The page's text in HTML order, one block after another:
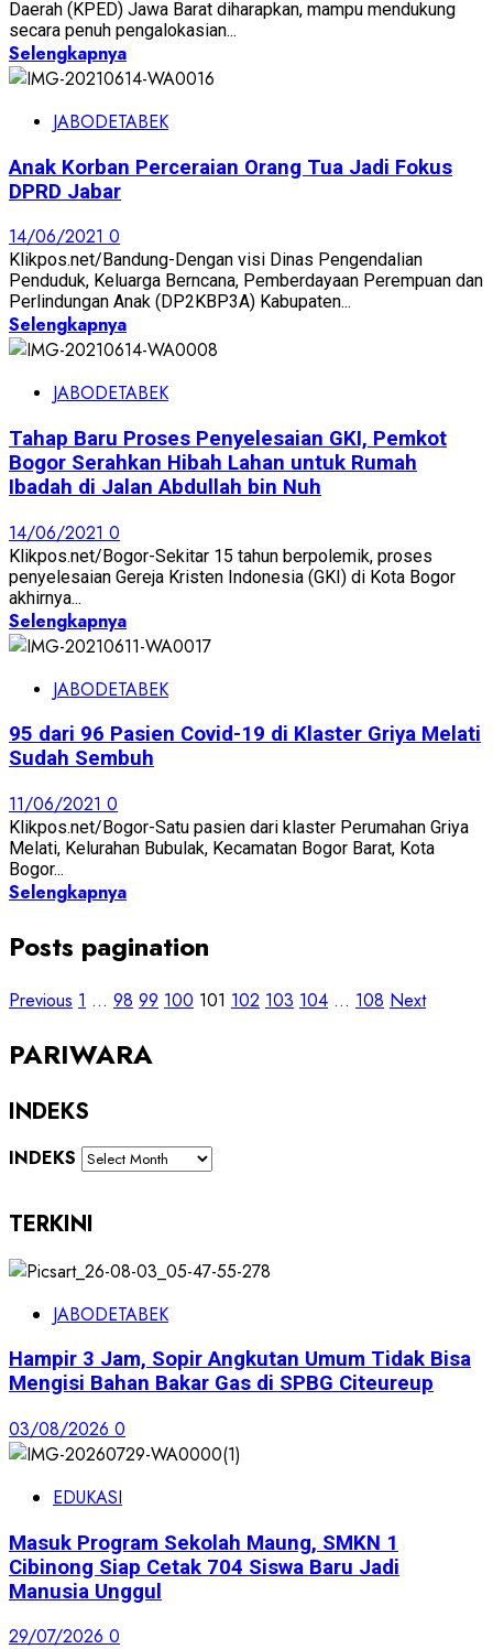
Daerah (KPED) Jawa Barat diharapkan, mampu mendukung
secara penuh pengalokasian...
Selengkapnya
JABODETABEK
Anak Korban Perceraian Orang Tua Jadi Fokus
DPRD Jabar
14/06/2021 0
Klikpos.net/Bandung-Dengan visi Dinas Pengendalian
Penduduk, Keluarga Berncana, Pemberdayaan Perempuan dan
Perlindungan Anak (DP2KBP3A) Kabupaten...
Selengkapnya
JABODETABEK
Tahap Baru Proses Penyelesaian GKI, Pemkot
Bogor Serahkan Hibah Lahan untuk Rumah
Ibadah di Jalan Abdullah bin Nuh
14/06/2021 0
Klikpos.net/Bogor-Sekitar 15 tahun berpolemik, proses
penyelesaian Gereja Kristen Indonesia (GKI) di Kota Bogor
akhirnya...
Selengkapnya
JABODETABEK
95 dari 96 Pasien Covid-19 di Klaster Griya Melati
Sudah Sembuh
11/06/2021 0
Klikpos.net/Bogor-Satu pasien dari klaster Perumahan Griya
Melati, Kelurahan Bubulak, Kecamatan Bogor Barat, Kota
Bogor...
Selengkapnya
Posts pagination
Previous 1 … 98 99 100 101 102 103 104 … 108 Next
PARIWARA
INDEKS
INDEKS
TERKINI
JABODETABEK
Hampir 3 Jam, Sopir Angkutan Umum Tidak Bisa
Mengisi Bahan Bakar Gas di SPBG Citeureup
03/08/2026 0
EDUKASI
Masuk Program Sekolah Maung, SMKN 1
Cibinong Siap Cetak 704 Siswa Baru Jadi
Manusia Unggul
29/07/2026 0